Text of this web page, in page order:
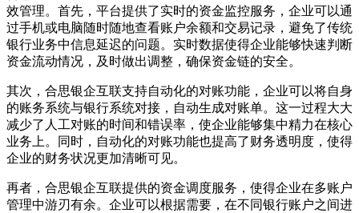
效管理。首先，平台提供了实时的资金监控服务，企业可以通
过手机或电脑随时随地查看账户余额和交易记录，避免了传统
银行业务中信息延迟的问题。实时数据使得企业能够快速判断
资金流动情况，及时做出调整，确保资金链的安全。
其次，合思银企互联支持自动化的对账功能，企业可以将自身
的账务系统与银行系统对接，自动生成对账单。这一过程大大
减少了人工对账的时间和错误率，使企业能够集中精力在核心
业务上。同时，自动化的对账功能也提高了财务透明度，使得
企业的财务状况更加清晰可见。
再者，合思银企互联提供的资金调度服务，使得企业在多账户
管理中游刃有余。企业可以根据需要，在不同银行账户之间进